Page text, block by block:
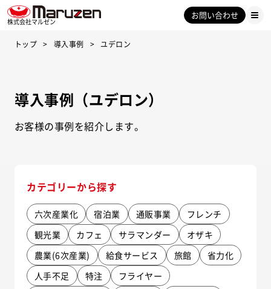
株式会社マルゼン
お問い合わせ
トップ 導入事例 ユデロン
導入事例（ユデロン）
お客様の事例を紹介します。
カテゴリーから探す
六次産業化 宿泊業 通販事業
フレンチ
観光業
カフェ サラマンダー
オザキ
農業(6次産業)
給食サービス 旅館
省力化
人手不足
特注
フライヤー